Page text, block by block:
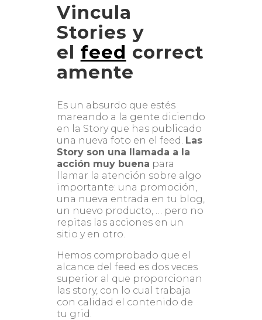
Vincula
Stories y
el feed correct
amente
Es un absurdo que estés
mareando a la gente diciendo
en la Story que has publicado
una nueva foto en el feed. Las
Story son una llamada a la
acción muy buena para
llamar la atención sobre algo
importante: una promoción,
una nueva entrada en tu blog,
un nuevo producto, … pero no
repitas las acciones en un
sitio y en otro.
Hemos comprobado que el
alcance del feed es dos veces
superior al que proporcionan
las story, con lo cual trabaja
con calidad el contenido de
tu grid.